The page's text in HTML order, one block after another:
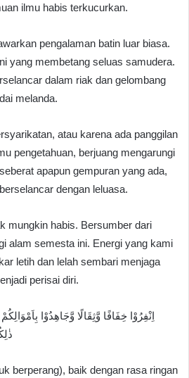
ilmu habis terkucurkan.
pengalaman batin luar biasa.
yang membetang seluas samudera.
dalam riak dan gelombang
melanda.
atau karena ada panggilan
pengetahuan, berjuang mengarungi
apapun gempuran yang ada,
dengan leluasa.
mungkin habis. Bersumber dari
alam semesta ini. Energi yang kami
letih dan lelah sembari menjaga
perisai diri.
اِنْفِرُوْا خِفَافًا وَّثِقَالًا وَّجَاهِدُوْا
berperang), baik dengan rasa ringan